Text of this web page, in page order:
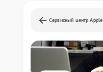
Сервисный центр Apple